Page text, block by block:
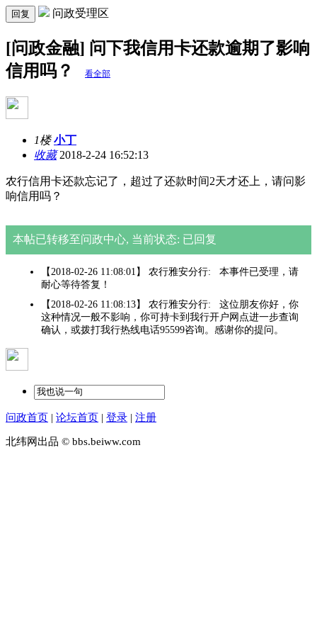
回复 问政受理区
[问政金融] 问下我信用卡还款逾期了影响
信用吗？
看全部
1楼 小丁
收藏2018-2-24 16:52:13
农行信用卡还款忘记了，超过了还款时间2天才还上，请问影
响信用吗？
本帖已转移至问政中心, 当前状态: 已回复
【2018-02-26 11:08:01】 农行雅安分行: 本事件已受理，请
耐心等待答复！
【2018-02-26 11:08:13】 农行雅安分行: 这位朋友你好，你
这种情况一般不影响，你可持卡到我行开户网点进一步查询
确认，或拨打我行热线电话95599咨询。感谢你的提问。
问政首页 | 论坛首页 | 登录 | 注册
北纬网出品 © bbs.beiww.com